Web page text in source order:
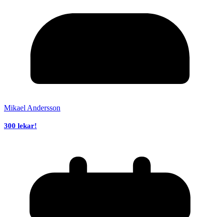
Mikael Andersson
300 lekar!